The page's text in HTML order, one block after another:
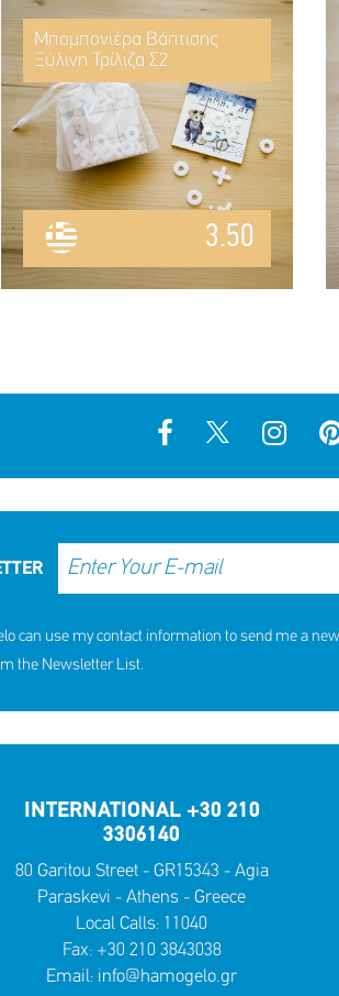
Μπομπονιέρα Βάπτισης
Ξύλινη Τρίλιζα Σ2
3.50
can use my contact information to send me a
the Newsletter List.
INTERNATIONAL +30 210
3306140
80 Garitou Street - GR15343 - Agia
Paraskevi - Athens - Greece
Local Calls: 11040
Fax: +30 210 3843038
Email: info@hamogelo.gr